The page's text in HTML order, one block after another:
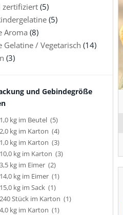
zertifiziert(5)
(5)
Aroma (8)
Gelatine / Vegetarisch (14)
(3)
und Gebindegröße
1,0 kg im Beutel (5)
2,0 kg im Karton (4)
1,0 kg im Karton (3)
10,0 kg im Karton (3)
3,5 kg im Eimer (2)
14,0 kg im Eimer (1)
15,0 kg im Sack (1)
240 Stück im Karton (1)
4,0 kg im Karton (1)